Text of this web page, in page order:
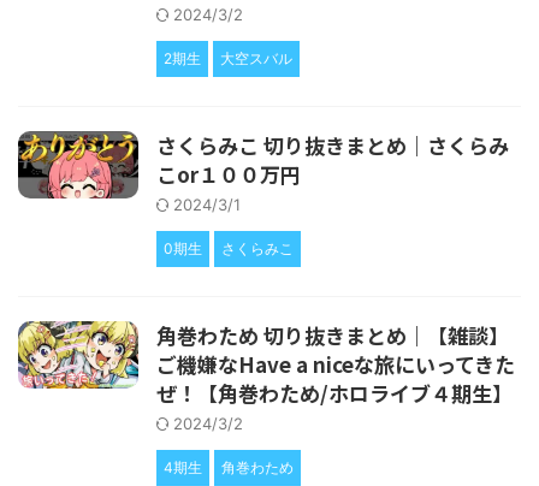
2024/3/2
2期生 大空スバル
さくらみこ 切り抜きまとめ｜さくらみ
こor１００万円
2024/3/1
0期生 さくらみこ
角巻わため 切り抜きまとめ｜【雑談】
ご機嫌なHave a niceな旅にいってきた
ぜ！【角巻わため/ホロライブ４期生】
2024/3/2
4期生 角巻わため